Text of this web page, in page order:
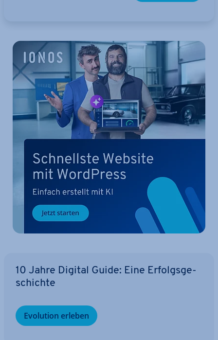
10 Jahre Digital Guide: Eine Er­folgs­ge­
schich­te
Evolution erleben